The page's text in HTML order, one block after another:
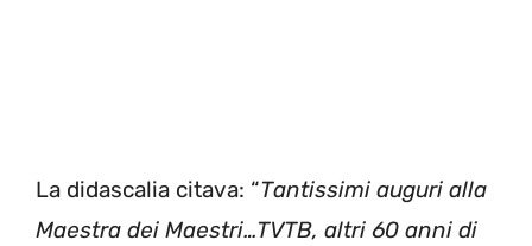
La didascalia citava: “Tantissimi auguri alla
Maestra dei Maestri…TVTB, altri 60 anni di